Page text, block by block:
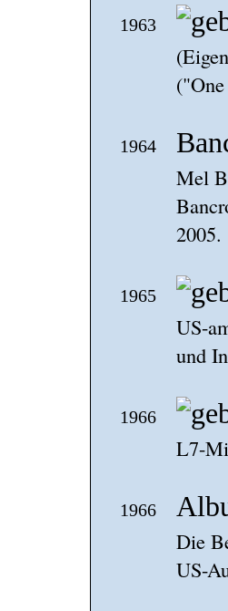
1963
1964
Mel
2005.
1965
US-
und
1966
L7-
1966
Die
US-